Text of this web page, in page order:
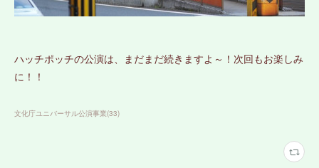
ハッチポッチの公演は、まだまだ続きますよ～！次回もお楽しみ
に！！
文化庁ユニバーサル公演事業(33)